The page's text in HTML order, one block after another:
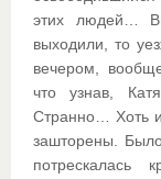
этих людей…
выходили, то
вечером,
что узнав,
Странно… Хоть
зашторены.
потрескалась